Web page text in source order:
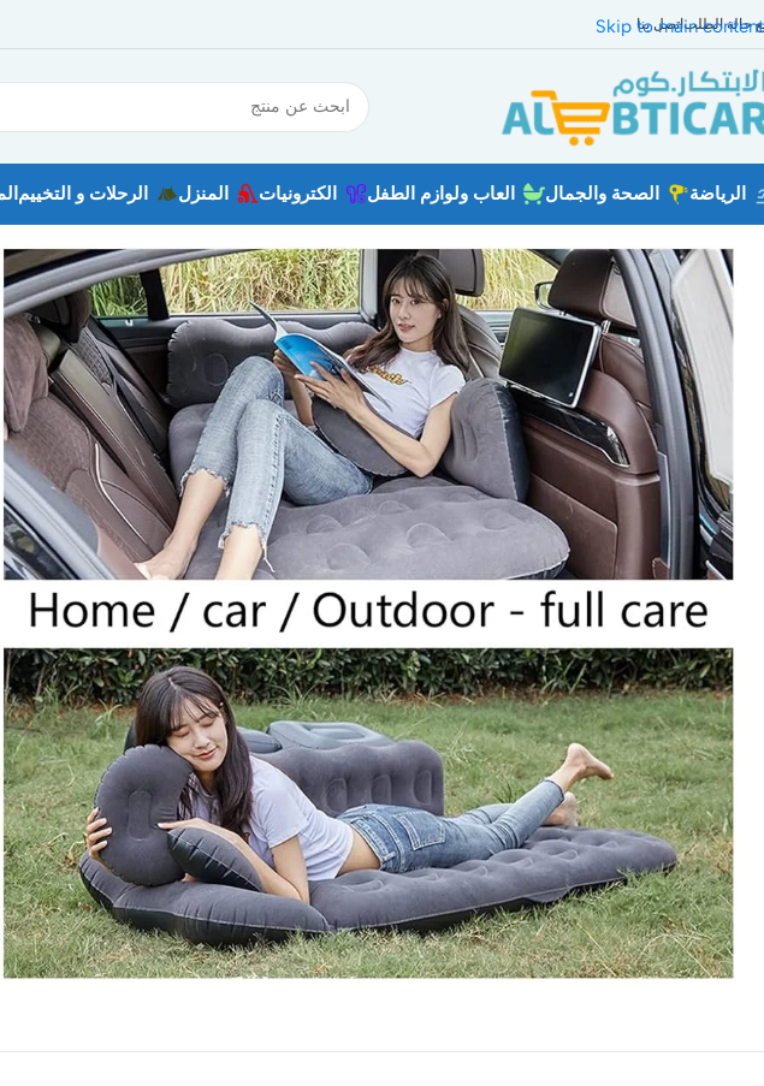
Skip to main content
حالة الطلباتصل بنا
الرياضة الصحة والجمال العاب ولوازم الطفل الكترونيات المنزل الرحلات و التخييم